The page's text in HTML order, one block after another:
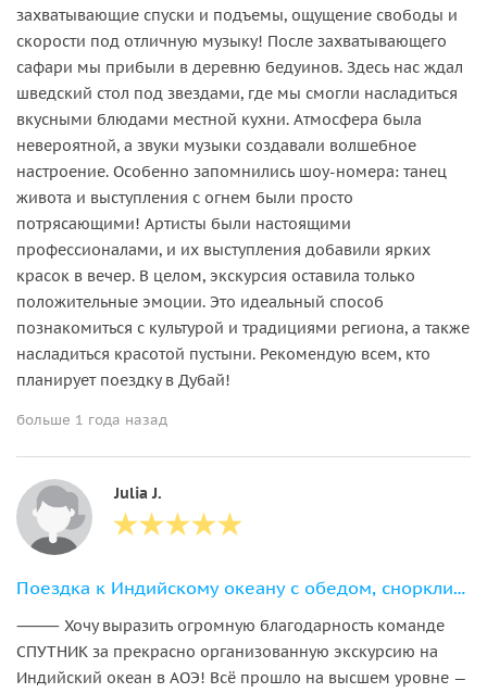
захватывающие спуски и подъемы, ощущение свободы и
скорости под отличную музыку! После захватывающего
сафари мы прибыли в деревню бедуинов. Здесь нас ждал
шведский стол под звездами, где мы смогли насладиться
вкусными блюдами местной кухни. Атмосфера была
невероятной, а звуки музыки создавали волшебное
настроение. Особенно запомнились шоу-номера: танец
живота и выступления с огнем были просто
потрясающими! Артисты были настоящими
профессионалами, и их выступления добавили ярких
красок в вечер. В целом, экскурсия оставила только
положительные эмоции. Это идеальный способ
познакомиться с культурой и традициями региона, а также
насладиться красотой пустыни. Рекомендую всем, кто
планирует поездку в Дубай!
больше 1 года назад
Julia J.
Поездка к Индийскому океану с обедом, снорклинг в Фуджейре
⸻ Хочу выразить огромную благодарность команде
СПУТНИК за прекрасно организованную экскурсию на
Индийский океан в АОЭ! Всё прошло на высшем уровне —